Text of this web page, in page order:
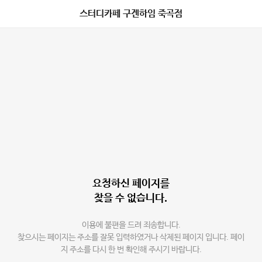
스터디카페 구겐하임 죽곡점
요청하신 페이지를
찾을 수 없습니다.
이용에 불편을 드려 죄송합니다.
찾으시는 페이지는 주소를 잘못 입력하였거나 삭제된 페이지 입니다. 페이
지 주소를 다시 한 번 확인해 주시기 바랍니다.